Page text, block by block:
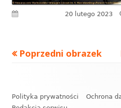
20 lutego 2023
Poprzedni obrazek
stopki
Polityka prywatności
Ochrona